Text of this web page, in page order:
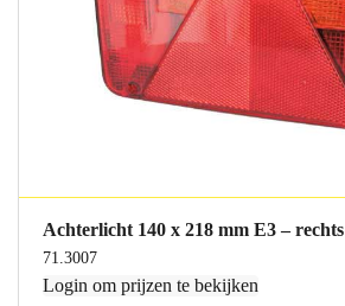
Achterlicht 140 x 218 mm E3 – rechts
71.3007
Login om prijzen te bekijken